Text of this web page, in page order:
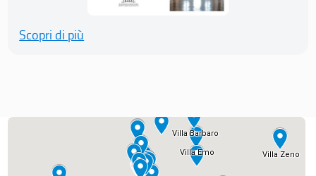
Scopri di più